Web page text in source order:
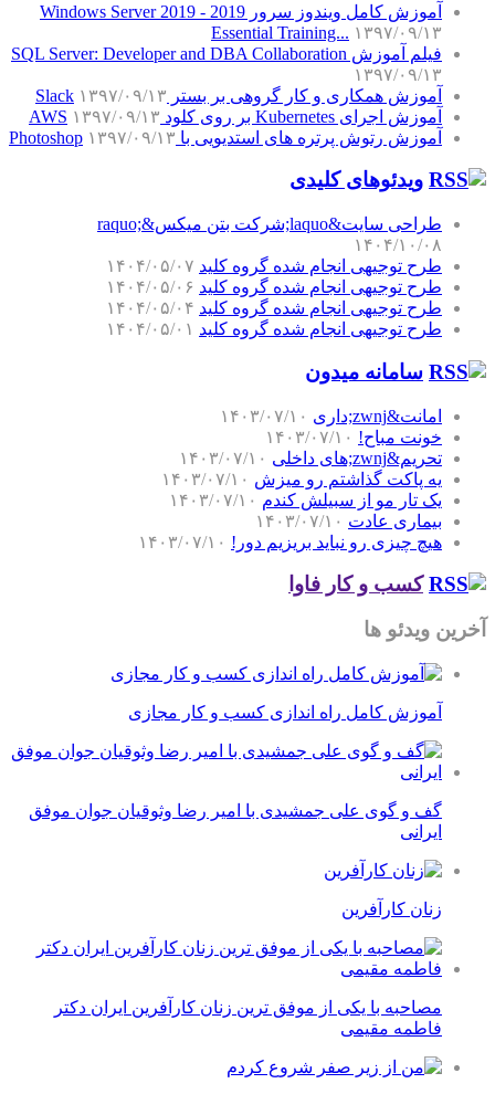
آموزش کامل ویندوز سرور 2019 - Windows Server 2019
Essential Training... ۱۳۹۷/۰۹/۱۳
فیلم آموزش SQL Server: Developer and DBA Collaboration
۱۳۹۷/۰۹/۱۳
آموزش همکاری و کار گروهی بر بستر Slack ۱۳۹۷/۰۹/۱۳
آموزش اجرای Kubernetes بر روی کلود AWS
۱۳۹۷/۰۹/۱۳
آموزش رتوش پرتره های استدیویی با Photoshop ۱۳۹۷/۰۹/۱۳
ویدئوهای کلیدی
طراحی سایت&laquo;شرکت بتن میکس&raquo;
۱۴۰۴/۱۰/۰۸
طرح توجیهی انجام شده گروه کلید ۱۴۰۴/۰۵/۰۷
طرح توجیهی انجام شده گروه کلید ۱۴۰۴/۰۵/۰۶
طرح توجیهی انجام شده گروه کلید ۱۴۰۴/۰۵/۰۴
طرح توجیهی انجام شده گروه کلید ۱۴۰۴/۰۵/۰۱
سامانه میدون
امانت&zwnj;داری
۱۴۰۳/۰۷/۱۰
خونت مباح! ۱۴۰۳/۰۷/۱۰
تحریم&zwnj;های داخلی
۱۴۰۳/۰۷/۱۰
یه پاکت گذاشتم رو میزش ۱۴۰۳/۰۷/۱۰
یک تار مو از سبیلش کندم ۱۴۰۳/۰۷/۱۰
بیماری عادت ۱۴۰۳/۰۷/۱۰
هیچ چیزی رو نباید بریزیم دور! ۱۴۰۳/۰۷/۱۰
کسب و کار فاوا
آخرین ویدئو ها
آموزش کامل راه اندازی کسب و کار مجازی
گف و گوی علی جمشیدی با امیر رضا وثوقیان جوان موفق
ایرانی
زنان کارآفرین
مصاحبه با یکی از موفق ترین زنان کارآفرین ایران دکتر
فاطمه مقیمی